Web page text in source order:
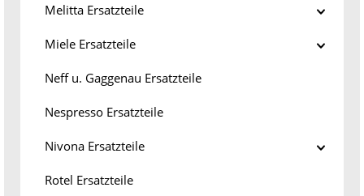
Melitta Ersatzteile
Miele Ersatzteile
Neff u. Gaggenau Ersatzteile
Nespresso Ersatzteile
Nivona Ersatzteile
Rotel Ersatzteile